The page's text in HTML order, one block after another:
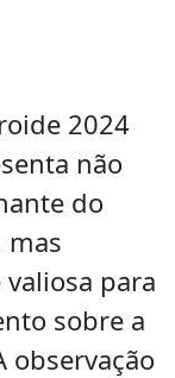
2024
não
do
mas
para
sobre a
observação